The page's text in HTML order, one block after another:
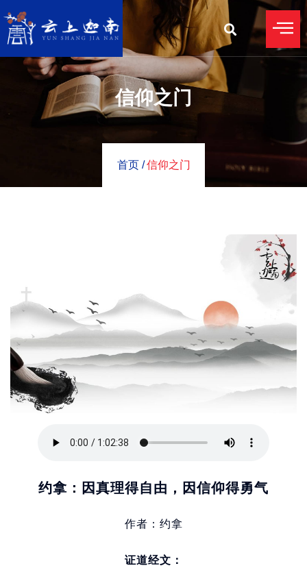
信仰之门
首页 / 信仰之门
约拿：因真理得自由，因信仰得勇气
作者：约拿
证道经文：